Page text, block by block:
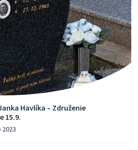
Havlíka – Združenie
15.9.
2023